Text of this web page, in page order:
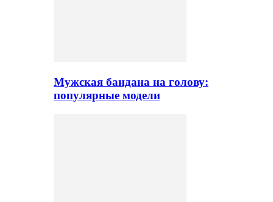
Мужская бандана на голову:
популярные модели